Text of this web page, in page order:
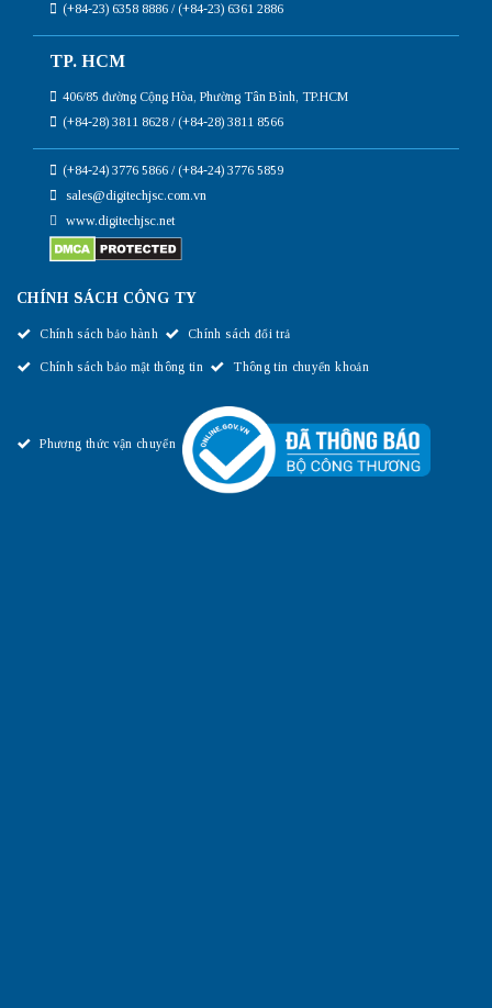
(+84-23) 6358 8886 / (+84-23) 6361 2886
TP. HCM
406/85 đường Cộng Hòa, Phường Tân Bình, TP.HCM
(+84-28) 3811 8628 / (+84-28) 3811 8566
(+84-24) 3776 5866 / (+84-24) 3776 5859
sales@digitechjsc.com.vn
www.digitechjsc.net
CHÍNH SÁCH CÔNG TY
Chính sách bảo hành Chính sách đổi trả
Chính sách bảo mật thông tin Thông tin chuyển khoản
Phương thức vận chuyển